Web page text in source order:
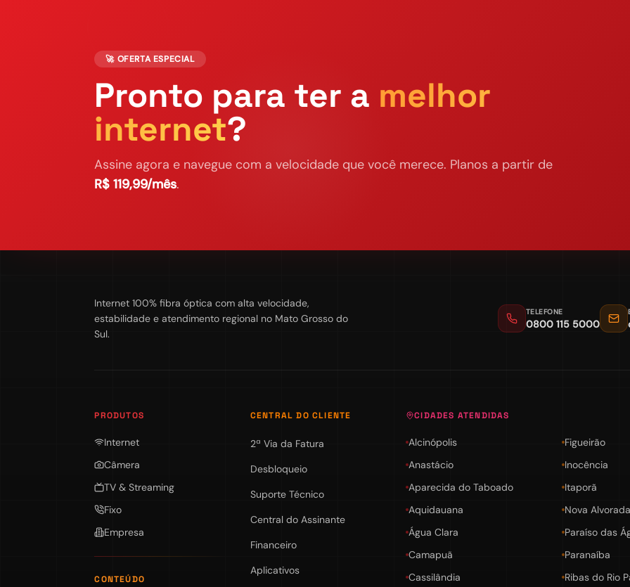
🚀 OFERTA ESPECIAL
Pronto para ter a melhor
internet?
Assine agora e navegue com a velocidade que você merece. Planos a partir de
R$ 119,99/mês.
Internet 100% fibra óptica com alta velocidade,
estabilidade e atendimento regional no Mato Grosso do
Sul.
TELEFONE
0800 115 5000
PRODUTOS
Internet
Câmera
TV & Streaming
Fixo
Empresa
CONTEÚDO
CENTRAL DO CLIENTE
2ª Via da Fatura
Desbloqueio
Suporte Técnico
Central do Assinante
Financeiro
Aplicativos
CIDADES ATENDIDAS
Alcinópolis
Anastácio
Aparecida do Taboado
Aquidauana
Água Clara
Camapuã
Cassilândia
Figueirão
Inocência
Itaporã
Nova
Paraíso das
Paranaíba
Ribas do Rio